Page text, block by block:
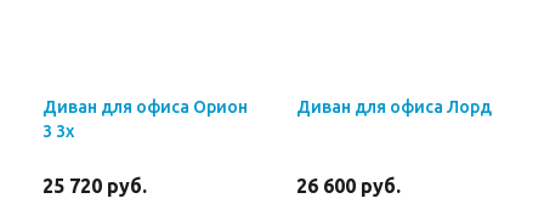
Диван для офиса Орион
3 3х
25 720 руб.
Диван для офиса Лорд
26 600 руб.